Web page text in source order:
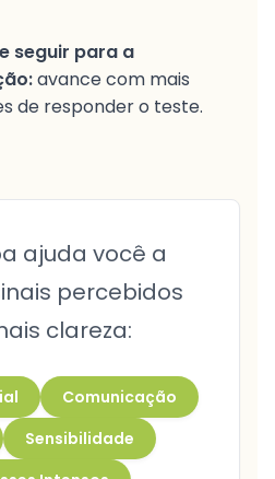
seguir para a
avance com mais
de responder o teste.
ajuda você a
percebidos
clareza:
Comunicação
Sensibilidade